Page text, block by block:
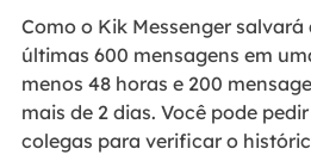
Como o Kik Messenger
últimas 600 mensagens em
menos 48 horas e 200
mais de 2 dias. Você pode
colegas para verificar o